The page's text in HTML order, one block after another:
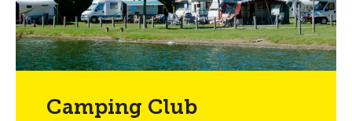
Camping Club